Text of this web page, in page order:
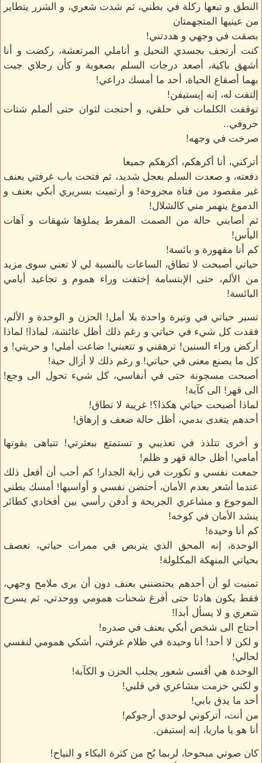
النطق و تبعها ركلة في بطني، ثم شدت شعري، و الشرر يتطاير
من عينيها المتجهمتان
بصقت في وجهي و هددتني!
كنت أرتجف بجسدي النحيل و أناملي المرتعشة، ركضت و أنا
أشهق باكية، أصعد درجات السلم بصعوبة و كأن رجلاي جبت
بهما أصقاع الحياة، أحد ما أمسك دراعي!
إلتفت له، إنه إيستيفن!
توقفت الكلمات في حلقي، و أحتجت لثوان حتى ألملم شتات
حروفي..
صرخت في وجهه!
أتركني، أنا أكرهكم، أكرهكم جميعا
دفعته، و صعدت السلم بعجل شديد، ثم فتحت باب غرفتي بعنف
غير مقصود من فتاة مجروحة! و أرتميت بسريري أبكي بعنف و
الدموع ينهمر مني كالشلال!
ثم أصابني حالة من الصمت المفرط يملؤها شهقات و آهات
اليأس!
كم أنا مقهورة و بائسة!
حياتي أصبحت لا تطاق، الساعات بالنسبة لي لا تعني سوى مزيد
من الألم، حتى الإبتسامة إختفت وراء هموم و تجاعيد أيامي
البائسة!
تسير حياتي في وتيرة واحدة بلا أمل! الحزن و الوحدة و الألم،
فقدت كل شيء في حياتي و رغم ذلك أظل عائشة، لماذا! لماذا
أركض وراء السنين! ترهقني و تتعبني! ضاعت أملي! و حريتي! و
كل ما يصنع معنى في حياتي! و رغم ذلك لا أزال حية!
أصبحت مسجونة حتى في أنفاسي، كل شيء تحول الى وجع!
الى قهر! الى كآبة!
لماذا أصبحت حياتي هكذا؟! غريبة لا تطاق!
أحدهم يتغدى بدمي، أظل حالة ضعف و إرهاق!
و أخرى تتلذذ في تعذيبي و تستمتع ببعثرتي! تتباهى بقوتها
أمامي! أظل حالة قهر و ظلم!
جمعت نفسي و تكورت في زاية الجدار! كم أحب أن أفعل ذلك
عندما أشعر بعدم الأمان، أحتضن نفسي و أواسيها! أمسك بطني
الموجوع و مشاعري الجريحة و أدفن رأسي بين أفخادي كطائر
ينشد الأمان في كوخه!
كم أنا وحيدة!
الوحدة، إنه المحق الذي يتربص في ممرات حياتي، تعصف
بحياتي المنهكة المكلولة!
تمنيت لو أن أحدهم يحتضنني بعنف دون أن يرى ملامح وجهي،
فقط يكون هادئا حتى أفرغ شحنات همومي ووحدتي، ثم يسرح
شعري و لا يسأل أبدا!
أحتاج الى شخص أبكي بعنف في صدره!
و لكن لا أحد! أنا وحيدة في ظلام غرفتي، أشكي همومي لنفسي
لحالي!
الوحدة هي أقسى شعور يجلب الحزن و الكآبة!
و لكني حزمت مشاعري في قلبي!
أحد ما يدق بابي!
من أنت، أتركوني لوحدي أرجوكم!
أنا هو يا ماريا، إنه إستيفن.
كان صوتي مبحوحا، لربما بُح من كثرة البكاء و النياح!